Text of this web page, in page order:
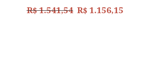
R$1.541,54 R$ 1.156,15